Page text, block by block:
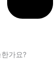
가요?